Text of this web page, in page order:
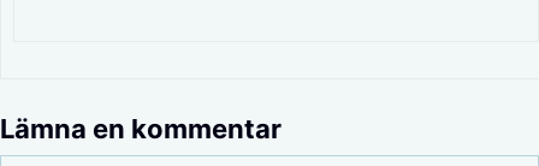
Lämna en kommentar